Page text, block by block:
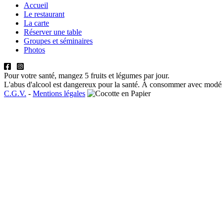
Accueil
Le restaurant
La carte
Réserver une table
Groupes et séminaires
Photos
Pour votre santé, mangez 5 fruits et légumes par jour.
L'abus d'alcool est dangereux pour la santé. À consommer avec
C.G.V. - Mentions légales